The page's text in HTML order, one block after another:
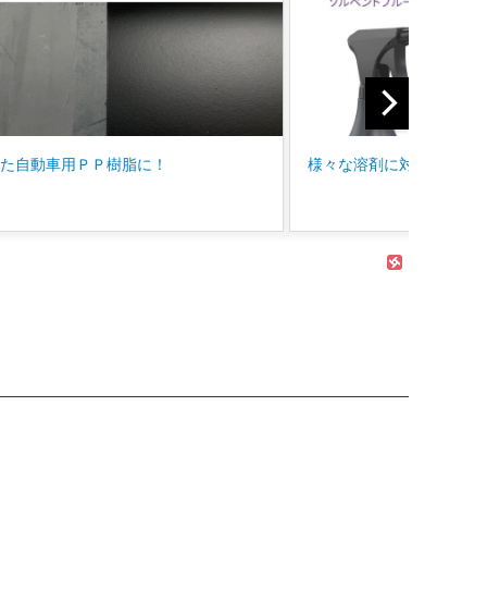
デビルビス
ビック・ツール
SCANGRIP
ロックペイント車両用塗
剤に対応可能なトリガー式スプレー